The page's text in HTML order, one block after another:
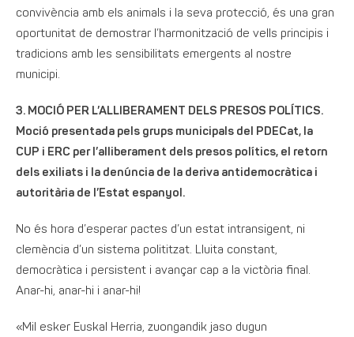
convivència amb els animals i la seva protecció, és una gran
oportunitat de demostrar l’harmonització de vells principis i
tradicions amb les sensibilitats emergents al nostre
municipi.
3. MOCIÓ PER L’ALLIBERAMENT DELS PRESOS POLÍTICS.
Moció presentada pels grups municipals del PDECat, la
CUP i ERC per l’alliberament dels presos polítics, el retorn
dels exiliats i la denúncia de la deriva antidemocràtica i
autoritària de l’Estat espanyol.
No és hora d’esperar pactes d’un estat intransigent, ni
clemència d’un sistema polititzat. Lluita constant,
democràtica i persistent i avançar cap a la victòria final.
Anar-hi, anar-hi i anar-hi!
«Mil esker Euskal Herria, zuongandik jaso dugun